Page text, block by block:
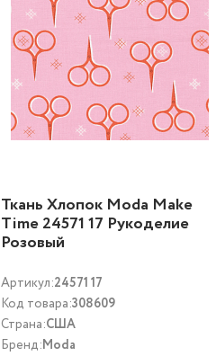
Ткань Хлопок Moda Make
Time 24571 17 Рукоделие
Розовый
Артикул:24571 17
Код товара:308609
Страна:США
Бренд:Moda